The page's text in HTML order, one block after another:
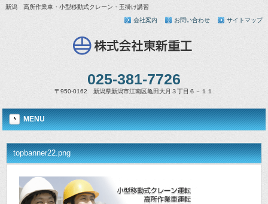
新潟 高所作業車・小型移動式クレーン・玉掛け講習
会社案内
お問い合わせ サイトマップ
025-381-7726
〒950-0162 新潟県新潟市江南区亀田大月３丁目６－１１
MENU
topbanner22.png